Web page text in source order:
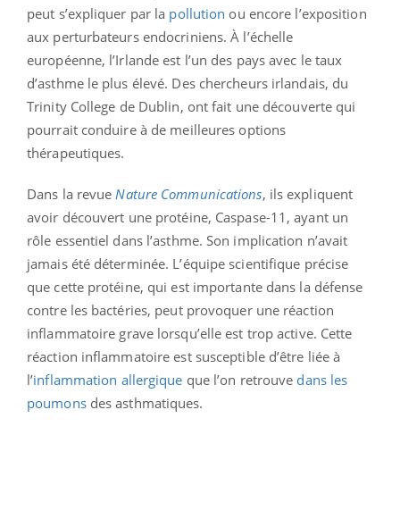
peut s’expliquer par la pollution ou encore l’exposition
aux perturbateurs endocriniens. À l’échelle
européenne, l’Irlande est l’un des pays avec le taux
d’asthme le plus élevé. Des chercheurs irlandais, du
Trinity College de Dublin, ont fait une découverte qui
pourrait conduire à de meilleures options
thérapeutiques.
Dans la revue Nature Communications, ils expliquent
avoir découvert une protéine, Caspase-11, ayant un
rôle essentiel dans l’asthme. Son implication n’avait
jamais été déterminée. L’équipe scientifique précise
que cette protéine, qui est importante dans la défense
contre les bactéries, peut provoquer une réaction
inflammatoire grave lorsqu’elle est trop active. Cette
réaction inflammatoire est susceptible d’être liée à
l’inflammation allergique que l’on retrouve dans les
poumonsdes asthmatiques.